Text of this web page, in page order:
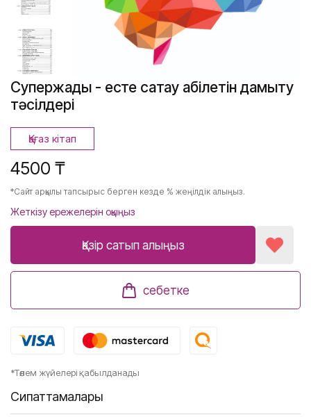
Супержады - есте сақтау қабілетін дамыту
тәсілдері
Қағаз кітап
4500 ₸
*Сайт арқылы тапсырыс берген кезде % жеңілдік алыңыз.
Жеткізу ережелерін оқыңыз
Қазір сатып алыңыз
себетке
*Төлем жүйелері қабылданады
Сипаттамалары